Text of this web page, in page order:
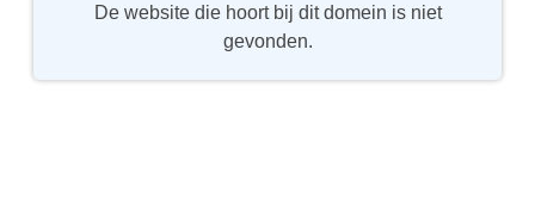
De website die hoort bij dit domein is niet
gevonden.